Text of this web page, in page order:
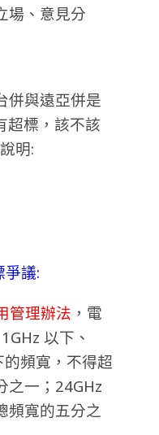
場、意見分
併與遠亞併是
超標，該不該
明:
爭議:
管理辦法 ，電
以下、
頻寬，不得超
之一；24GHz
頻寬的五分之